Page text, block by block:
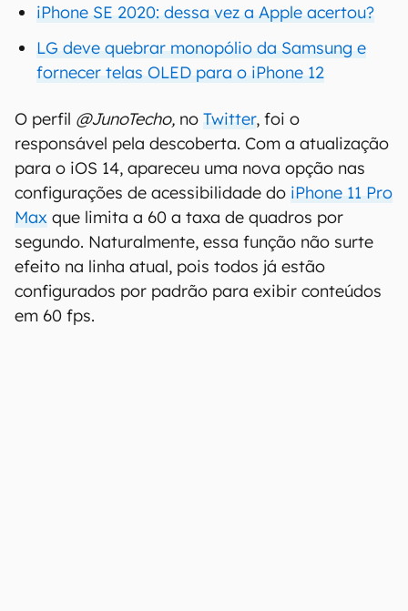
iPhone SE 2020: dessa vez a Apple acertou?
LG deve quebrar monopólio da Samsung e
fornecer telas OLED para o iPhone 12
O perfil @JunoTecho, no Twitter, foi o
responsável pela descoberta. Com a atualização
para o iOS 14, apareceu uma nova opção nas
configurações de acessibilidade do iPhone 11 Pro
Max que limita a 60 a taxa de quadros por
segundo. Naturalmente, essa função não surte
efeito na linha atual, pois todos já estão
configurados por padrão para exibir conteúdos
em 60 fps.